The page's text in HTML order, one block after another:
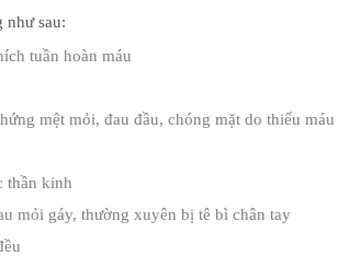
như sau:
tuần hoàn máu
mệt mỏi, đau đầu, chóng mặt do thiếu máu
thần kinh
mỏi gáy, thường xuyên bị tê bì chân tay